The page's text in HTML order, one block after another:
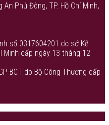
Phú Đông, TP. Hồ Chí Minh,
số 0317604201 do sở Kế
Minh cấp ngày 13 tháng 12
BCT do Bộ Công Thương cấp